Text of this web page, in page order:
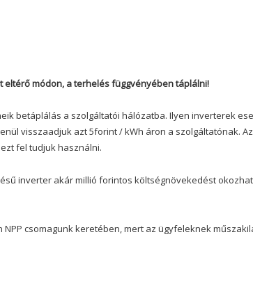
eltérő módon, a terhelés függvényében táplálni!
betáplálás a szolgáltatói hálózatba. Ilyen inverterek
visszaadjuk azt 5forint / kWh áron a szolgáltatónak.
fel tudjuk használni.
inverter akár millió forintos költségnövekedést
csomagunk keretében, mert az ügyfeleknek